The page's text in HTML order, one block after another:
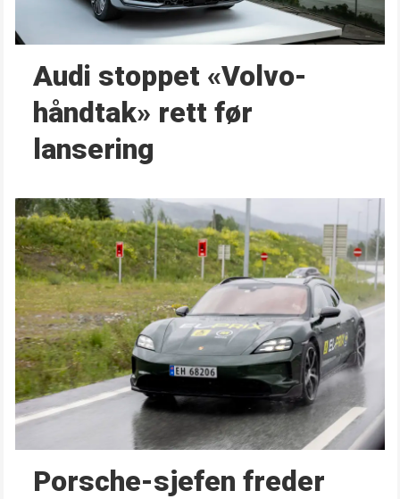
Audi stoppet «Volvo-
håndtak» rett før
lansering
Porsche-sjefen freder